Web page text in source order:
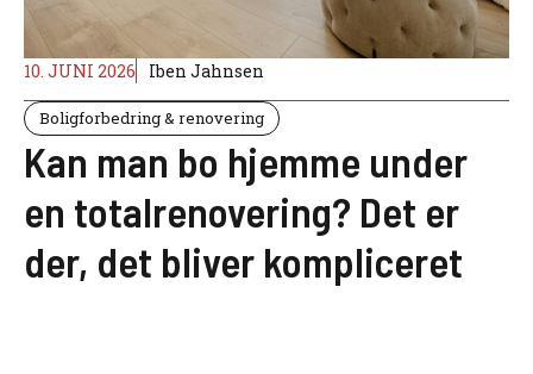
10. JUNI 2026 Iben Jahnsen
Boligforbedring & renovering
Kan man bo hjemme under
en totalrenovering? Det er
der, det bliver kompliceret